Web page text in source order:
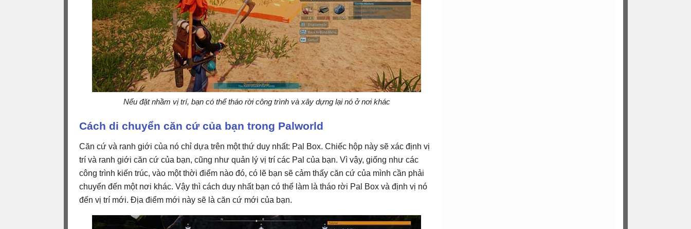
Nếu đặt nhầm vị trí, bạn có thể tháo rời công trình và xây dựng lại nó ở nơi khác
Cách di chuyển căn cứ của bạn trong Palworld
Căn cứ và ranh giới của nó chỉ dựa trên một thứ duy nhất: Pal Box. Chiếc hộp này sẽ xác định vị
trí và ranh giới căn cứ của bạn, cũng như quản lý vị trí các Pal của bạn. Vì vậy, giống như các
công trình kiến ​​trúc, vào một thời điểm nào đó, có lẽ bạn sẽ cảm thấy căn cứ của mình cần phải
chuyển đến một nơi khác. Vậy thì cách duy nhất bạn có thể làm là tháo rời Pal Box và định vị nó
đến vị trí mới. Địa điểm mới này sẽ là căn cứ mới của bạn.